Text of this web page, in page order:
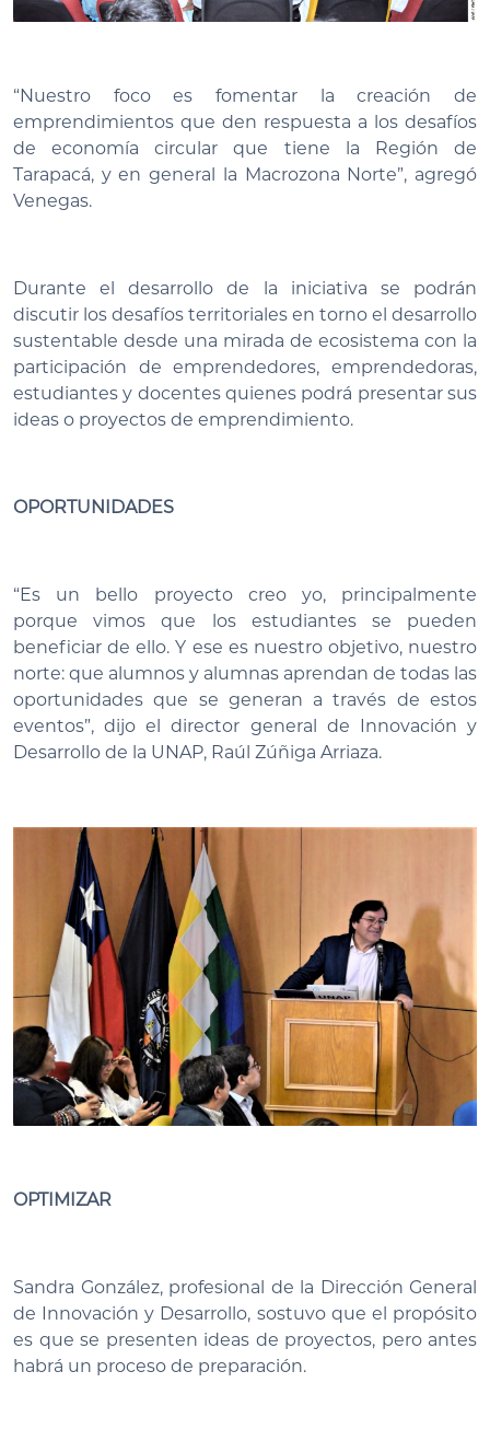
“Nuestro foco es fomentar la creación de
emprendimientos que den respuesta a los desafíos
de economía circular que tiene la Región de
Tarapacá, y en general la Macrozona Norte”, agregó
Venegas.
Durante el desarrollo de la iniciativa se podrán
discutir los desafíos territoriales en torno el desarrollo
sustentable desde una mirada de ecosistema con la
participación de emprendedores, emprendedoras,
estudiantes y docentes quienes podrá presentar sus
ideas o proyectos de emprendimiento.
OPORTUNIDADES
“Es un bello proyecto creo yo, principalmente
porque vimos que los estudiantes se pueden
beneficiar de ello. Y ese es nuestro objetivo, nuestro
norte: que alumnos y alumnas aprendan de todas las
oportunidades que se generan a través de estos
eventos”, dijo el director general de Innovación y
Desarrollo de la UNAP, Raúl Zúñiga Arriaza.
OPTIMIZAR
Sandra González, profesional de la Dirección General
de Innovación y Desarrollo, sostuvo que el propósito
es que se presenten ideas de proyectos, pero antes
habrá un proceso de preparación.